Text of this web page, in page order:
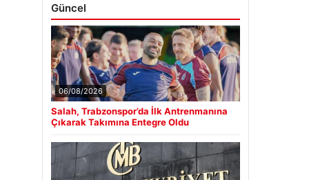
Güncel
06/08/2026
Salah, Trabzonspor’da İlk Antrenmanına
Çıkarak Takımına Entegre Oldu